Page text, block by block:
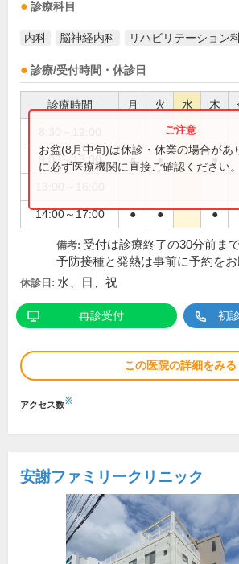
診療科目
内科 脳神経内科 リハビリテーション
診療/受付時間・休診日
診療時間 月 火 水 木
9:00～13:00 ● ● ●
14:00～17:00 ● ● ●
お盆(8月中旬)は休診・休業の場合があ
に必ず医療機関に直接ご確認ください。
備考: 受付は診療終了の30分前ま
予防接種と発熱は事前に予約を
休診日: 水、日、祝
再診受付 初
この医院の詳細をみる
アクセス数※
安謝ファミリークリニック